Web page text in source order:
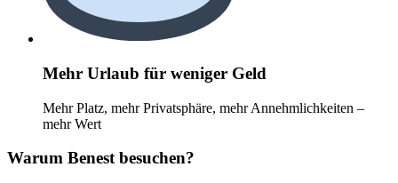
Mehr Urlaub für weniger Geld
Mehr Platz, mehr Privatsphäre, mehr Annehmlichkeiten –
mehr Wert
Warum Benest besuchen?